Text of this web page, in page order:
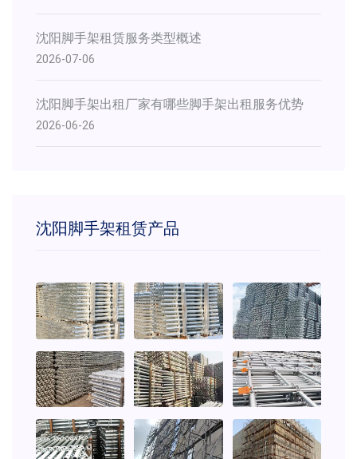
沈阳脚手架租赁服务类型概述
2026-07-06
沈阳脚手架出租厂家有哪些脚手架出租服务优势
2026-06-26
沈阳脚手架租赁产品